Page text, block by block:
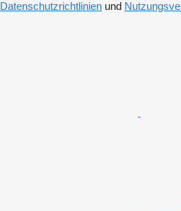
Datenschutzrichtlinien und